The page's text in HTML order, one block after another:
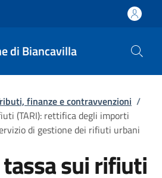
di Biancavilla
finanze e contravvenzioni /
(TARI): rettifica degli importi
di gestione dei rifiuti urbani
sui rifiuti